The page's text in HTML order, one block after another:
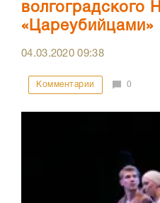
волгоградского
«Цареубийцами»
04.03.202009:38
Комментарии 0